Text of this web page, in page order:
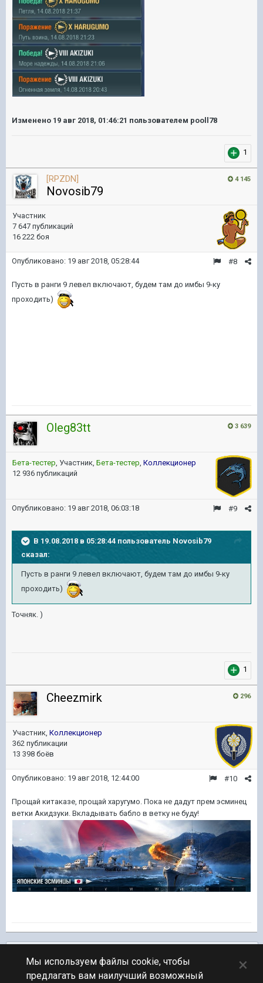
Изменено 19 авг 2018, 01:46:21 пользователем pooll78
1
4 145
[RPZDN]
Novosib79
Участник
7 647 публикаций
16 222 боя
#8
Опубликовано: 19 авг 2018, 05:28:44
Пусть в ранги 9 левел включают, будем там до имбы 9-ку
проходить)
3 639
Oleg83tt
Бета-тестер, Участник, Бета-тестер, Коллекционер
12 936 публикаций
#9
Опубликовано: 19 авг 2018, 06:03:18
В 19.08.2018 в 05:28:44 пользователь Novosib79
сказал:
Пусть в ранги 9 левел включают, будем там до имбы 9-ку
проходить)
Точняк. )
1
296
Cheezmirk
Участник, Коллекционер
362 публикации
13 398 боёв
#10
Опубликовано: 19 авг 2018, 12:44:00
Прощай китаказе, прощай харугумо. Пока не дадут прем эсминец
ветки Акидзуки. Вкладывать бабло в ветку не буду!
Мы используем файлы cookie, чтобы
предлагать вам наилучший возможный
×